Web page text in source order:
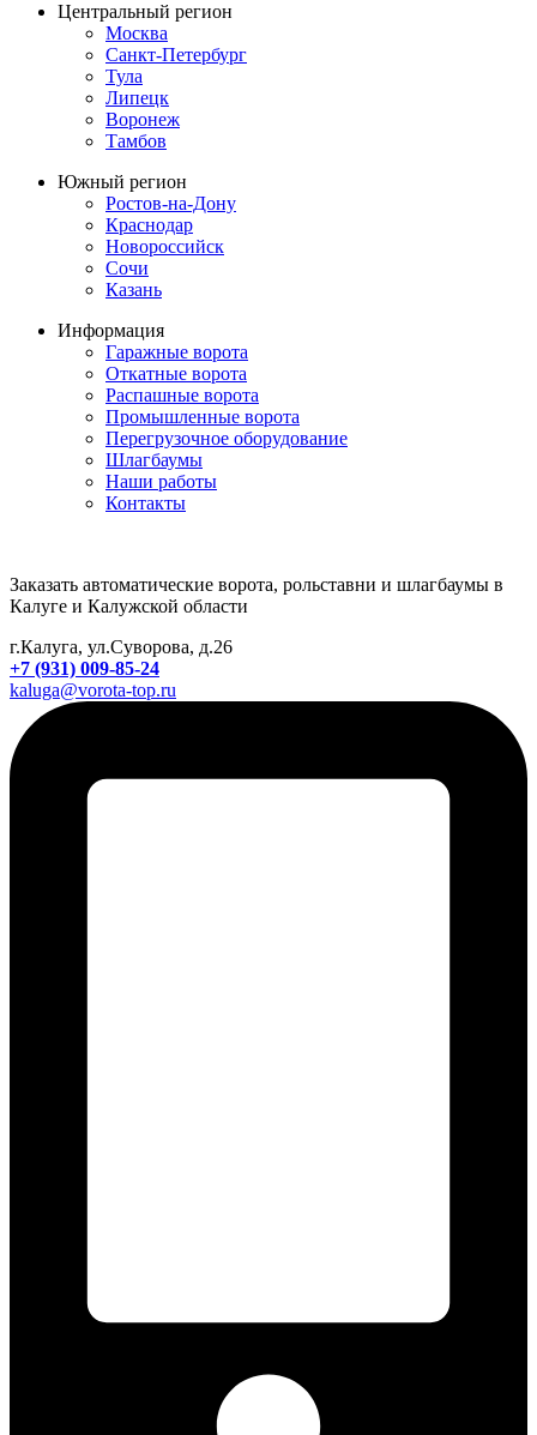
Центральный регион
Москва
Санкт-Петербург
Тула
Липецк
Воронеж
Тамбов
Южный регион
Ростов-на-Дону
Краснодар
Новороссийск
Сочи
Казань
Информация
Гаражные ворота
Откатные ворота
Распашные ворота
Промышленные ворота
Перегрузочное оборудование
Шлагбаумы
Наши работы
Контакты
Заказать автоматические ворота, рольставни и шлагбаумы в
Калуге и Калужской области
г.Калуга, ул.Суворова, д.26
+7 (931) 009-85-24
kaluga@vorota-top.ru